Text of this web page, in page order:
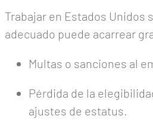
Trabajar en Estados Unidos
adecuado puede acarrear
Multas o sanciones al
Pérdida de la
ajustes de estatus.